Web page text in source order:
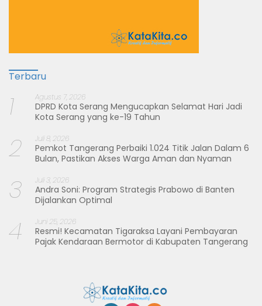
Terbaru
1 Agustus 7, 2026
DPRD Kota Serang Mengucapkan Selamat Hari Jadi
Kota Serang yang ke-19 Tahun
2 Juli 8, 2026
Pemkot Tangerang Perbaiki 1.024 Titik Jalan Dalam 6
Bulan, Pastikan Akses Warga Aman dan Nyaman
3 Juli 3, 2026
Andra Soni: Program Strategis Prabowo di Banten
Dijalankan Optimal
4 Juni 25, 2026
Resmi! Kecamatan Tigaraksa Layani Pembayaran
Pajak Kendaraan Bermotor di Kabupaten Tangerang